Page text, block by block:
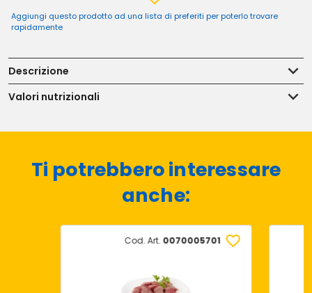
Aggiungi questo prodotto ad una lista di preferiti per poterlo trovare
rapidamente
Descrizione
Valori nutrizionali
Ti potrebbero interessare
anche:
Cod. Art. 0070005701